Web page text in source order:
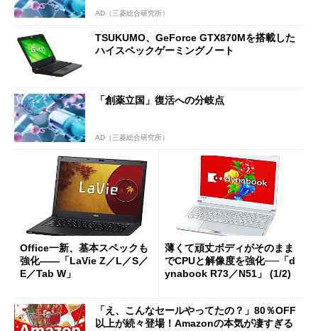
AD（三菱総合研究所）
TSUKUMO、GeForce GTX870Mを搭載した
ハイスペックゲーミングノート
「創薬立国」復活への分岐点
AD（三菱総合研究所）
Office一新、基本スペックも
強化――「LaVie Z／L／S／
E／Tab W」
薄くて頑丈ボディがそのまま
でCPUと解像度を強化──「d
ynabook R73／N51」 (1/2)
「え、こんなセールやってたの？」80％OFF
以上が続々登場！Amazonの本気が凄すぎる